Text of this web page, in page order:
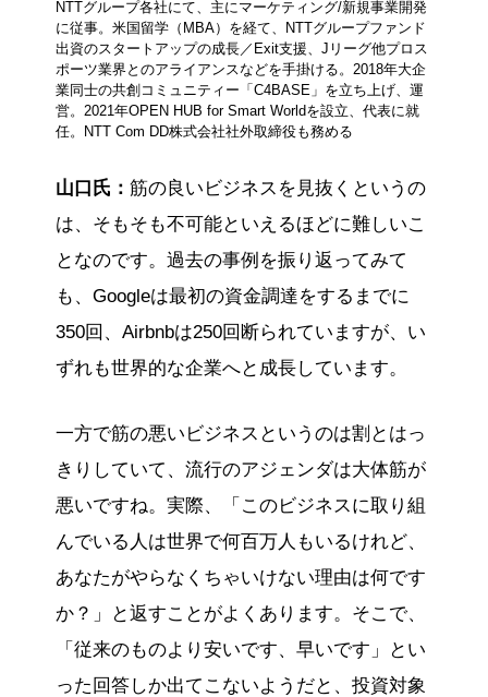
NTTグループ各社にて、主にマーケティング/新規事業開発
に従事。米国留学（MBA）を経て、NTTグループファンド
出資のスタートアップの成長／Exit支援、Jリーグ他プロス
ポーツ業界とのアライアンスなどを手掛ける。2018年大企
業同士の共創コミュニティー「C4BASE」を立ち上げ、運
営。2021年OPEN HUB for Smart Worldを設立、代表に就
任。NTT Com DD株式会社社外取締役も務める
山口氏： 筋の良いビジネスを見抜くというの
は、そもそも不可能といえるほどに難しいこ
となのです。過去の事例を振り返ってみて
も、Googleは最初の資金調達をするまでに
350回、Airbnbは250回断られていますが、い
ずれも世界的な企業へと成長しています。
一方で筋の悪いビジネスというのは割とはっ
きりしていて、流行のアジェンダは大体筋が
悪いですね。実際、「このビジネスに取り組
んでいる人は世界で何百万人もいるけれど、
あなたがやらなくちゃいけない理由は何です
か？」と返すことがよくあります。そこで、
「従来のものより安いです、早いです」とい
った回答しか出てこないようだと、投資対象